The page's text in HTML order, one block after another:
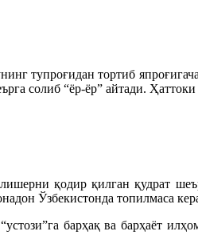
тупроғидан тортиб
солиб “ёр-ёр” айтади.
қодир қилган қудрат
Ўзбекистонда топилмаса
барҳақ ва барҳаёт